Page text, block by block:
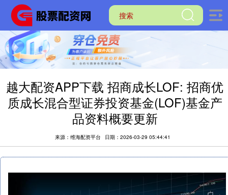
越大配资APP下载 招商成长LOF: 招商优
质成长混合型证券投资基金(LOF)基金产
品资料概要更新
来源：维海配资平台 日期：2026-03-29 05:44:41